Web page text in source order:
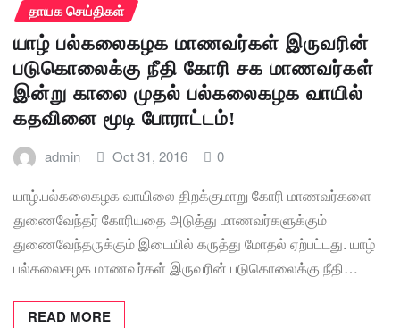
தாயக செய்திகள்
யாழ் பல்கலைகழக மாணவர்கள் இருவரின்
படுகொலைக்கு நீதி கோரி சக மாணவர்கள்
இன்று காலை முதல் பல்கலைகழக வாயில்
கதவினை மூடி போராட்டம்!
admin Oct 31, 2016 0
யாழ்.பல்கலைகழக வாயிலை திறக்குமாறு கோரி மாணவர்களை
துணைவேந்தர் கோரியதை அடுத்து மாணவர்களுக்கும்
துணைவேந்தருக்கும் இடையில் கருத்து மோதல் ஏற்பட்டது. யாழ்
பல்கலைகழக மாணவர்கள் இருவரின் படுகொலைக்கு நீதி…
READ MORE